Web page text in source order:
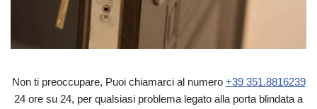
Non ti preoccupare, Puoi chiamarci al numero +39 351.8816239
24 ore su 24, per qualsiasi problema legato alla porta blindata a